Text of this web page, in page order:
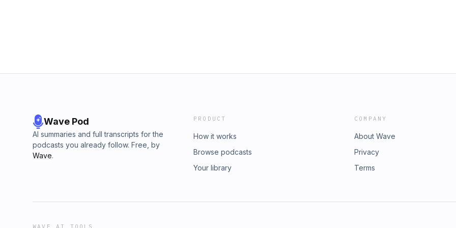
Wave Pod
AI summaries and full transcripts for the
podcasts you already follow. Free, by
Wave.
PRODUCT
How it works
Browse podcasts
Your library
COMPANY
About Wave
Privacy
Terms
WAVE AI TOOLS